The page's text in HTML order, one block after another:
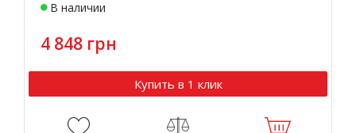
В наличии
4 848 грн
Купить в 1 клик